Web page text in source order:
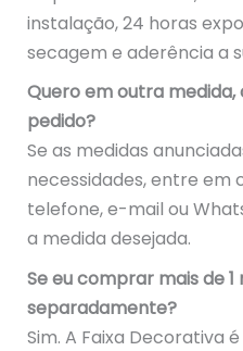
instalação, 24 horas
secagem e aderência a
Quero em outra
pedido?
Se as medidas
necessidades, entre em
telefone, e-mail ou
a medida desejada.
Se eu comprar mais de
separadamente?
Sim. A Faixa Decorativa